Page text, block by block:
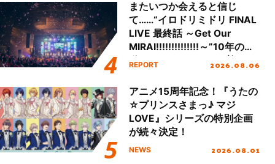
またいつか会えると信じ
て……“イロドリミドリ FINAL
LIVE 最終話 ～Get Our
MIRAI!!!!!!!!!!!!!!～”10年の活
動を経てファイナルを迎える
REPORT 2026.08.06
アニメ15周年記念！『うたの
☆プリンスさまっ♪ マジ
LOVE』シリーズの特別企画
が続々決定！
NEWS 2026.08.01